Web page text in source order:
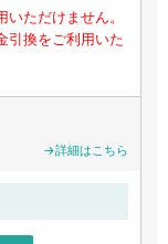
ただけません。
引換をご利用いた
→詳細はこちら